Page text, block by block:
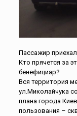
Пассажир
Кто прячется за
бенефициар?
Вся территория
ул.Миколайчука
плана города
пользования –